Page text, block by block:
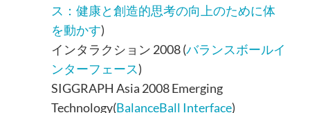
ス：健康と創造的思考の向上のために体
を動かす)
インタラクション 2008 (バランスボールイ
ンターフェース)
SIGGRAPH Asia 2008 Emerging
Technology(BalanceBall Interface)